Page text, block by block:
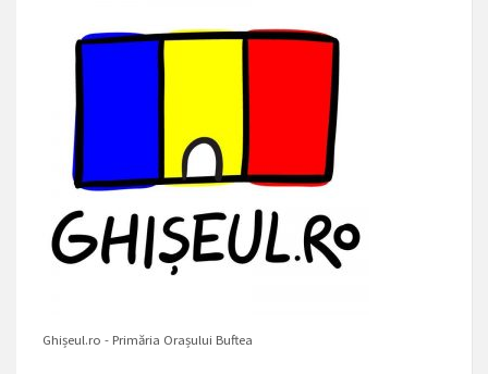
Ghișeul.ro - Primăria Orașului Buftea